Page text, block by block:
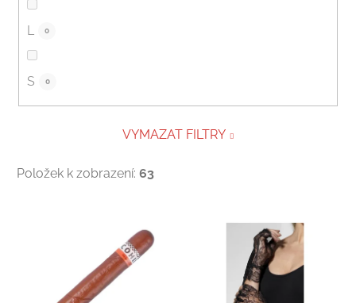
L 0
S 0
VYMAZAT FILTRY
Položek k zobrazení: 63